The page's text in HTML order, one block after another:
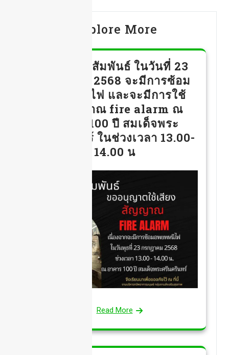
Explore More
ขอประชาสัมพันธ์ ในวันที่ 23
กรกฎาคม 2568 จะมีการซ้อม
อพยพหนีไฟ และจะมีการใช้
เสียงสัญาณ fire alarm ณ
อาคาร 100 ปี สมเด็จพระ
ศรีนครินทร์ ในช่วงเวลา 13.00-
14.00 น
Read More